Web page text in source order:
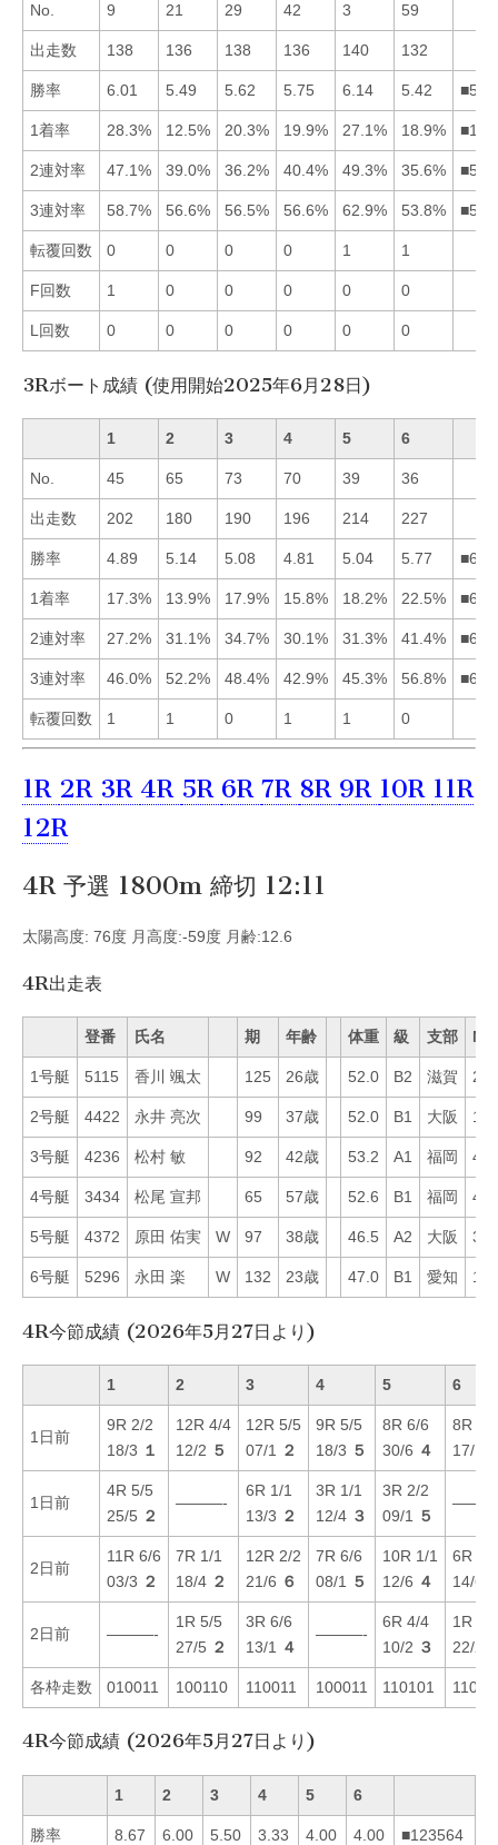
No. 9 21 29 42 3 59
出走数 138 136 138 136 140 132
勝率 6.01 5.49 5.62 5.75 6.14 5.42
1着率 28.3% 12.5% 20.3% 19.9% 27.1% 18.9%
2連対率 47.1% 39.0% 36.2% 40.4% 49.3% 35.6%
3連対率 58.7% 56.6% 56.5% 56.6% 62.9% 53.8%
転覆回数 0 0 0 0 1 1
F回数 1 0 0 0 0 0
L回数 0 0 0 0 0 0
3Rボート成績 (使用開始2025年6月28日)
1 2 3 4 5 6
No. 45 65 73 70 39 36
出走数 202 180 190 196 214 227
勝率 4.89 5.14 5.08 4.81 5.04 5.77
1着率 17.3% 13.9% 17.9% 15.8% 18.2% 22.5%
2連対率 27.2% 31.1% 34.7% 30.1% 31.3% 41.4%
3連対率 46.0% 52.2% 48.4% 42.9% 45.3% 56.8%
転覆回数 1 1 0 1 1 0
1R 2R 3R 4R 5R 6R 7R 8R 9R 10R 11R
12R
4R 予選 1800m 締切 12:11
太陽高度: 76度 月高度:-59度 月齢:12.6
4R出走表
登番 氏名 期 年齢 体重 級 支部 Mo
1号艇 5115 香川 颯太 125 26歳 52.0 B2 滋賀 26
2号艇 4422 永井 亮次 99 37歳 52.0 B1 大阪 15
3号艇 4236 松村 敏 92 42歳 53.2 A1 福岡 43
4号艇 3434 松尾 宣邦 65 57歳 52.6 B1 福岡 47
5号艇 4372 原田 佑実 W 97 38歳 46.5 A2 大阪 39
6号艇 5296 永田 楽 W 132 23歳 47.0 B1 愛知 19
4R今節成績 (2026年5月27日より)
1 2 3 4 5 6
1日前
9R 2/2
18/3 １
12R 4/4
12/2 ５
12R 5/5
07/1
２
9R 5/5
18/3 ５
8R 6/6
30/6 ４
8R 1/1
17/1
1日前
4R 5/5
25/5 ２
———-
6R 1/1
13/3 ２
3R 1/1
12/4 ３
3R 2/2
09/1
５
2日前
11R 6/6
03/3 ２
7R 1/1
18/4 ２
12R 2/2
21/6 ６
7R 6/6
08/1
５
10R 1/1
12/6 ４
6R 5/5
14/6
2日前 ———-
1R 5/5
27/5 ２
3R 6/6
13/1
４
———-
6R 4/4
10/2 ３
1R 2/2
22/2
各枠走数 010011 100110 110011 100011 110101
4R今節成績 (2026年5月27日より)
1 2 3 4 5 6
勝率 8.67 6.00 5.50 3.33 4.00 4.00 ■123564